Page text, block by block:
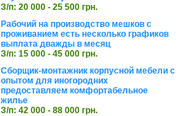
З/п: 20 000 - 25 500 грн.
Рабочий на производство мешков с
проживанием есть несколько графиков
выплата дважды в месяц
З/п: 15 000 - 45 000 грн.
Сборщик-монтажник корпусной мебели с
опытом для иногородних
предоставляем комфортабельное
жилье
З/п: 42 000 - 88 000 грн.